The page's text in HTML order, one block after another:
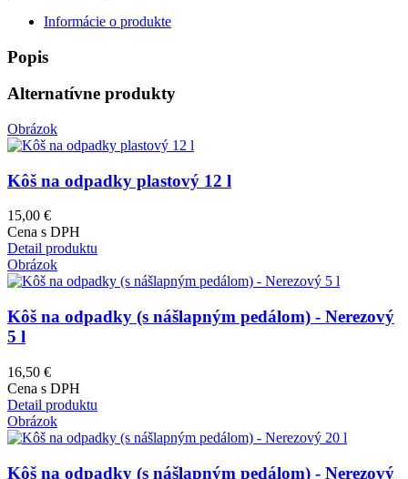
Informácie o produkte
Popis
Alternatívne produkty
Obrázok
Kôš na odpadky plastový 12 l
15,00 €
Cena s DPH
Detail produktu
Obrázok
Kôš na odpadky (s nášlapným pedálom) - Nerezový
5 l
16,50 €
Cena s DPH
Detail produktu
Obrázok
Kôš na odpadky (s nášlapným pedálom) - Nerezový